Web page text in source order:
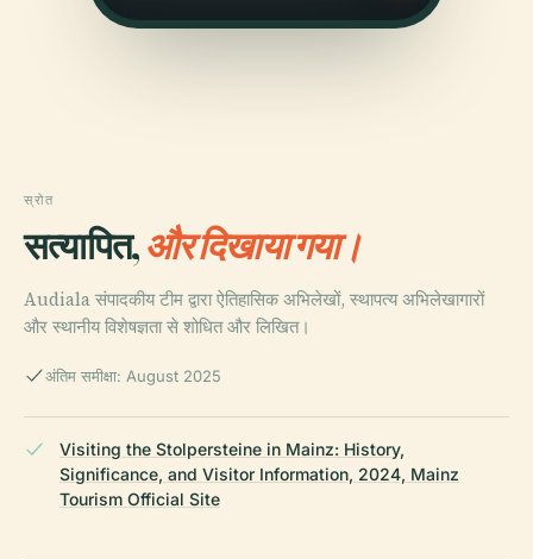
स्रोत
सत्यापित,और दिखाया गया।
Audiala संपादकीय टीम द्वारा ऐतिहासिक अभिलेखों, स्थापत्य अभिलेखागारों
और स्थानीय विशेषज्ञता से शोधित और लिखित।
अंतिम समीक्षा: August 2025
Visiting the Stolpersteine in Mainz: History,
Significance, and Visitor Information, 2024, Mainz
Tourism Official Site